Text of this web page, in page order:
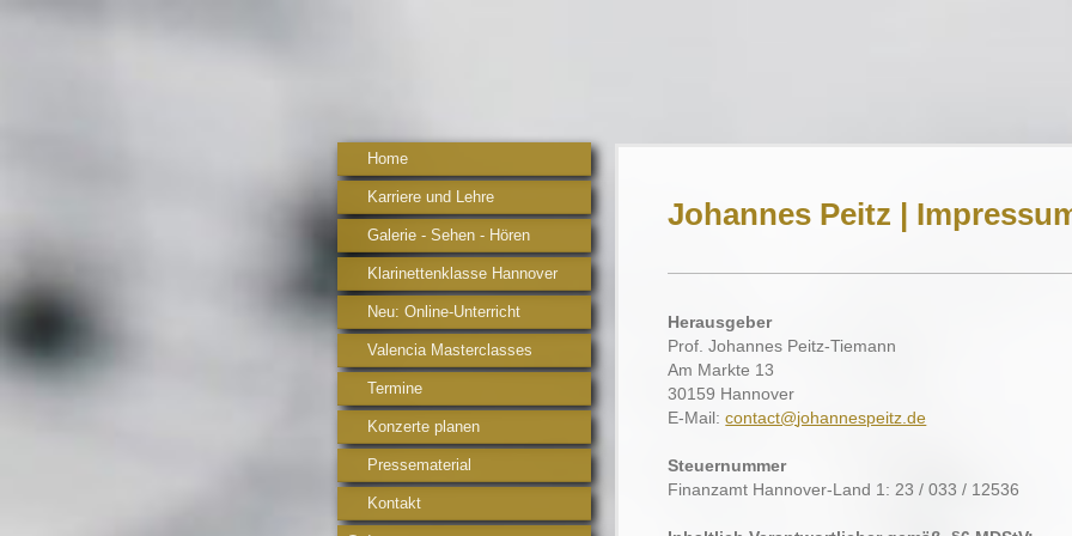
Home
Karriere und Lehre
Galerie - Sehen - Hören
Klarinettenklasse Hannover
Neu: Online-Unterricht
Valencia Masterclasses
Termine
Konzerte planen
Pressematerial
Kontakt
Johannes Peitz |
Herausgeber
Prof. Johannes Peitz-Tiemann
Am Markte 13
30159 Hannover
E-Mail:contact@johannespeitz.de
Steuernummer
Finanzamt Hannover-Land 1: 23 / 033 / 12536